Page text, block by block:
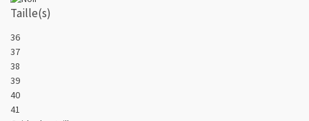
Taille(s)
36
37
38
39
40
41